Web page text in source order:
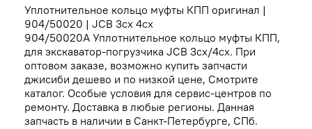
Уплотнительное кольцо муфты КПП оригинал |
904/50020 | JCB 3cx 4cx
904/50020A Уплотнительное кольцо муфты КПП,
для экскаватор-погрузчика JCB 3cx/4cx. При
оптовом заказе, возможно купить запчасти
джисиби дешево и по низкой цене, Смотрите
каталог. Особые условия для сервис-центров по
ремонту. Доставка в любые регионы. Данная
запчасть в наличии в Санкт-Петербурге, СПб.